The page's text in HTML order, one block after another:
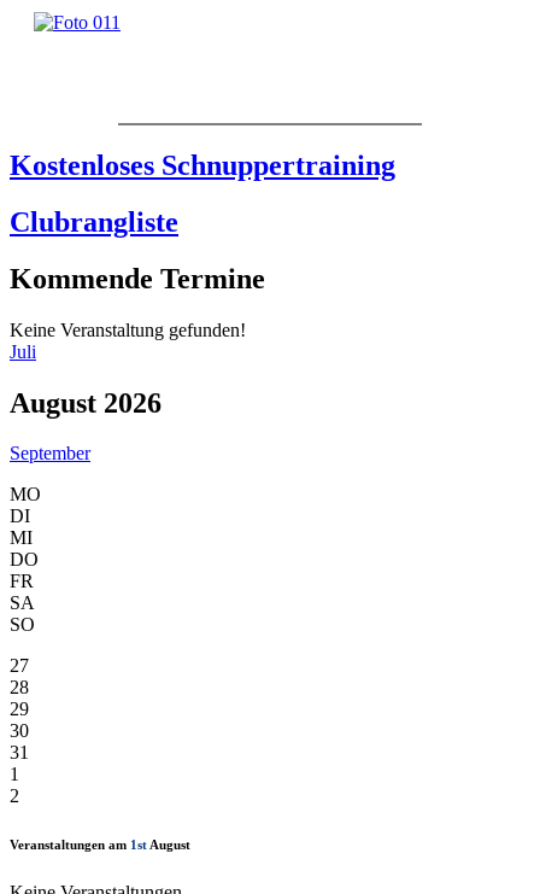
Kostenloses Schnuppertraining
Clubrangliste
Kommende Termine
Keine Veranstaltung gefunden!
Juli
August 2026
September
MO
DI
MI
DO
FR
SA
SO
27
28
29
30
31
1
2
Veranstaltungen am 1stAugust